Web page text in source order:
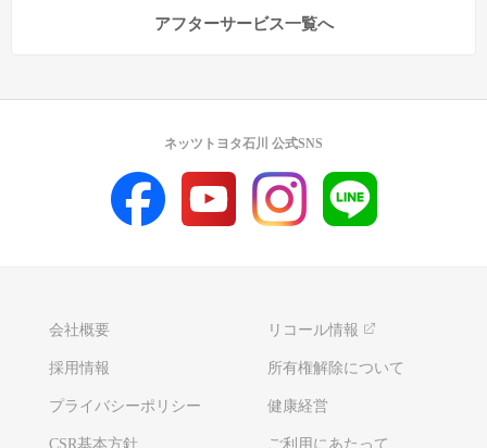
アフターサービス一覧へ
会社概要 リコール情報
採用情報 所有権解除について
プライバシーポリシー 健康経営
CSR基本方針 ご利用にあたって
ネッツトヨタ石川 公式SNS